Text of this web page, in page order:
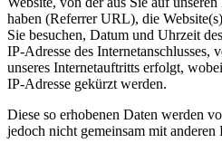
haben (Referrer URL), die
Sie besuchen, Datum und Uhrzeit
IP-Adresse des Internetanschlusses,
unseres Internetauftritts erfolgt,
IP-Adresse gekürzt werden.
Diese so erhobenen Daten werden
jedoch nicht gemeinsam mit anderen